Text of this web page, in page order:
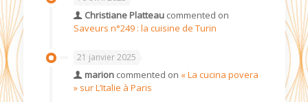
Christiane Platteaucommented on
Saveurs n°249 : la cuisine de Turin
21 janvier 2025
marioncommented on « La cucina povera
» sur L’Italie à Paris